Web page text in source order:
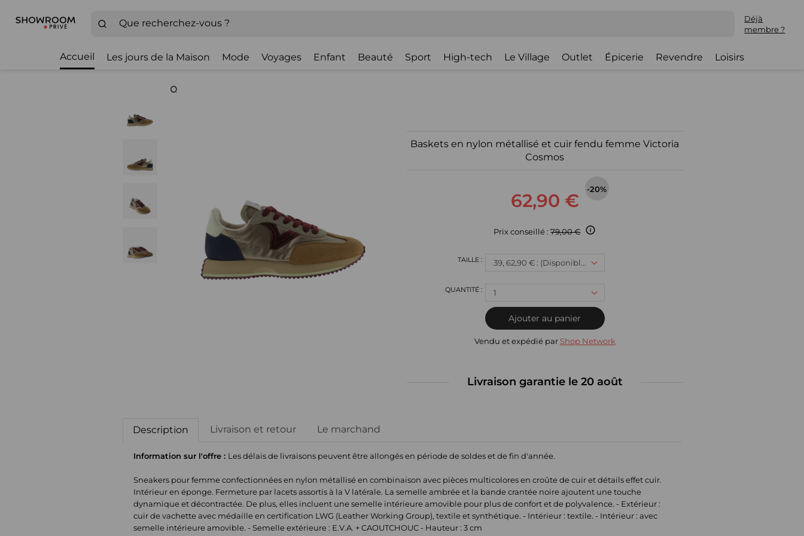
Déjà
membre ?
Accueil Les jours de la Maison Mode Voyages Enfant Beauté Sport High-tech Le Village Outlet Épicerie Revendre Loisirs
Baskets en nylon métallisé et cuir fendu femme Victoria
Cosmos
62,90 €
-20%
Prix conseillé :79,00 €
39, 62,90 € : (Disponible)
1
Ajouter au panier
Vendu et expédié par Shop Network
Livraison garantie le 20 août
Description Livraison et retour Le marchand
Information sur l'offre : Les délais de livraisons peuvent être allongés en période de soldes et de fin d'année.
Sneakers pour femme confectionnées en nylon métallisé en combinaison avec pièces multicolores en croûte de cuir et détails effet cuir.
Intérieur en éponge. Fermeture par lacets assortis à la V latérale. La semelle ambrée et la bande crantée noire ajoutent une touche
dynamique et décontractée. De plus, elles incluent une semelle intérieure amovible pour plus de confort et de polyvalence. - Extérieur :
cuir de vachette avec médaille en certification LWG (Leather Working Group), textile et synthétique. - Intérieur : textile. - Intérieur : avec
semelle intérieure amovible. - Semelle extérieure : E.V.A. + CAOUTCHOUC - Hauteur : 3 cm